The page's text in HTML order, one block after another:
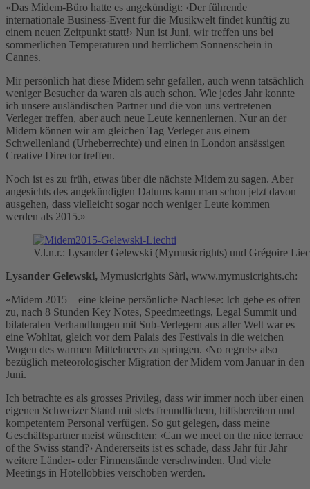
«Das Midem-Büro hatte es angekündigt: ‹Der führende
internationale Business-Event für die Musikwelt findet künftig zu
einem neuen Zeitpunkt statt!› Nun ist Juni, wir treffen uns bei
sommerlichen Temperaturen und herrlichem Sonnenschein in
Cannes.
Mir persönlich hat diese Midem sehr gefallen, auch wenn tatsächlich
weniger Besucher da waren als auch schon. Wie jedes Jahr konnte
ich unsere ausländischen Partner und die von uns vertretenen
Verleger treffen, aber auch neue Leute kennenlernen. Nur an der
Midem können wir am gleichen Tag Verleger aus einem
Schwellenland (Urheberrechte) und einen in London ansässigen
Creative Director treffen.
Noch ist es zu früh, etwas über die nächste Midem zu sagen. Aber
angesichts des angekündigten Datums kann man schon jetzt davon
ausgehen, dass vielleicht sogar noch weniger Leute kommen
werden als 2015.»
V.l.n.r.: Lysander Gelewski (Mymusicrights) und Grégoire
Lysander Gelewski, Mymusicrights Sàrl, www.mymusicrights.ch:
«Midem 2015 – eine kleine persönliche Nachlese: Ich gebe es offen
zu, nach 8 Stunden Key Notes, Speedmeetings, Legal Summit und
bilateralen Verhandlungen mit Sub-Verlegern aus aller Welt war es
eine Wohltat, gleich vor dem Palais des Festivals in die weichen
Wogen des warmen Mittelmeers zu springen. ‹No regrets› also
bezüglich meteorologischer Migration der Midem vom Januar in den
Juni.
Ich betrachte es als grosses Privileg, dass wir immer noch über einen
eigenen Schweizer Stand mit stets freundlichem, hilfsbereitem und
kompetentem Personal verfügen. So gut gelegen, dass meine
Geschäftspartner meist wünschten: ‹Can we meet on the nice terrace
of the Swiss stand?› Andererseits ist es schade, dass Jahr für Jahr
weitere Länder- oder Firmenstände verschwinden. Und viele
Meetings in Hotellobbies verschoben werden.